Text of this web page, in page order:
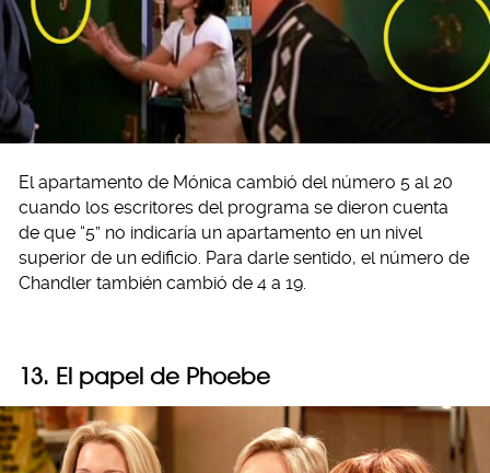
El apartamento de Mónica cambió del número 5 al 20
cuando los escritores del programa se dieron cuenta
de que “5” no indicaría un apartamento en un nivel
superior de un edificio. Para darle sentido, el número de
Chandler también cambió de 4 a 19.
13. El papel de Phoebe